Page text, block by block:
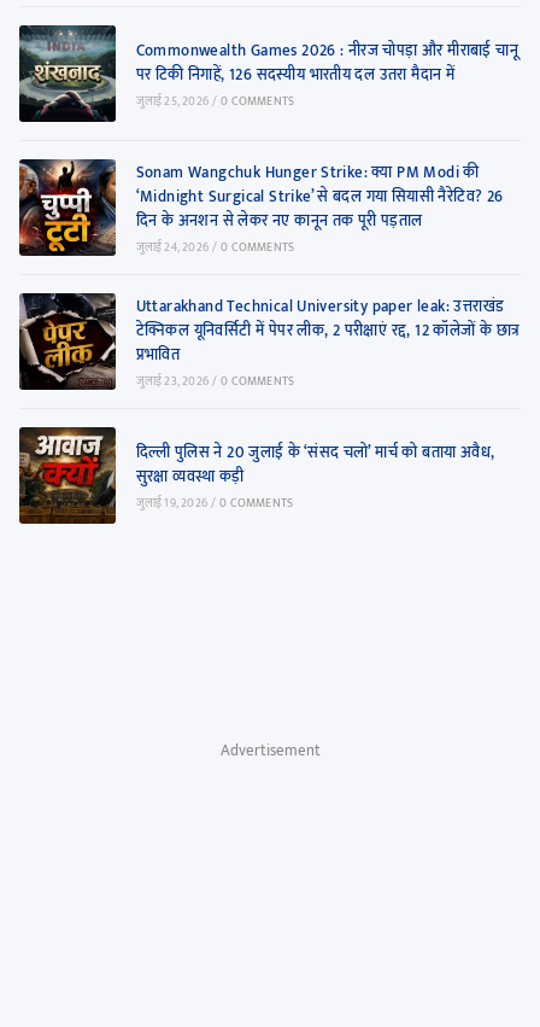
Commonwealth Games 2026 : नीरज चोपड़ा और मीराबाई चानू
पर टिकी निगाहें, 126 सदस्यीय भारतीय दल उतरा मैदान में
जुलाई 25, 2026/0 COMMENTS
Sonam Wangchuk Hunger Strike: क्या PM Modi की
‘Midnight Surgical Strike’ से बदल गया सियासी नैरेटिव? 26
दिन के अनशन से लेकर नए कानून तक पूरी पड़ताल
जुलाई 24, 2026/0 COMMENTS
Uttarakhand Technical University paper leak: उत्तराखंड
टेक्निकल यूनिवर्सिटी में पेपर लीक, 2 परीक्षाएं रद्द, 12 कॉलेजों के छात्र
प्रभावित
जुलाई 23, 2026/0 COMMENTS
दिल्ली पुलिस ने 20 जुलाई के ‘संसद चलो’ मार्च को बताया अवैध,
सुरक्षा व्यवस्था कड़ी
जुलाई 19, 2026/0 COMMENTS
Advertisement